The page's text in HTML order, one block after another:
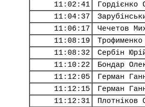
11:02:41
Гордієнко
11:04:37
11:06:17
Чечетов
11:08:19
11:08:32
Сербін
11:10:22
Бондар
11:12:05
Герман
11:12:15
Герман
11:12:31
Плотніков